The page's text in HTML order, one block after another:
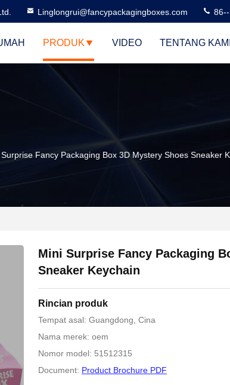
Linglongrui@fancypackagingboxes.com
PRODUK VIDEO TENTANG KAMI
Fancy Packaging Box 3D Mystery Shoes Sneaker
Mini Surprise Fancy Packaging
Sneaker Keychain
Rincian produk
Tempat asal: Guangdong, Cina
Nama merek: oem
Nomor model: 51512315
Document: Product Brochure PDF